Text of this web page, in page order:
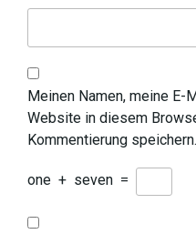
Meinen Namen, meine E-
Website in diesem
Kommentierung speichern.
one + seven =